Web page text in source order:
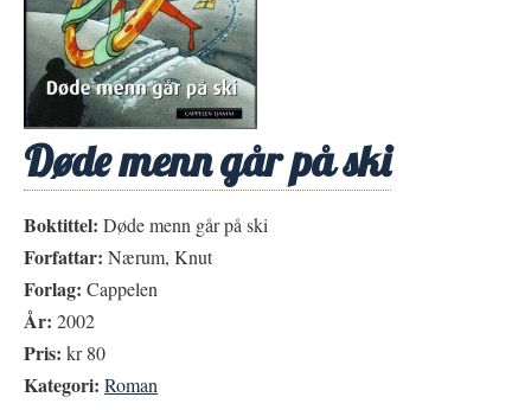
Døde menn går på ski
Boktittel: Døde menn går på ski
Forfattar: Nærum, Knut
Forlag: Cappelen
År: 2002
Pris: kr 80
Kategori: Roman